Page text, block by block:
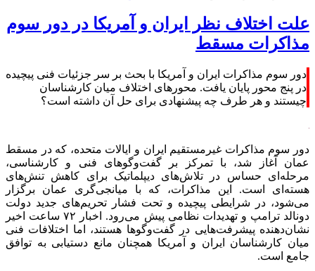
علت اختلاف نظر ایران و آمریکا در دور سوم
مذاکرات مسقط
دور سوم مذاکرات ایران و آمریکا با بحث بر سر جزئیات فنی پیچیده
در پنج محور پایان یافت. محور‌های اختلاف میان کارشناسان
چیستند و هر طرف چه پیشنهادی برای حل آن داشته است؟
دور سوم مذاکرات غیرمستقیم ایران و ایالات متحده، که در مسقط
عمان آغاز شد، با تمرکز بر گفت‌و‌گو‌های فنی و کارشناسی،
مرحله‌ای حساس در تلاش‌های دیپلماتیک برای کاهش تنش‌های
هسته‌ای است. این مذاکرات، که با میانجی‌گری عمان برگزار
می‌شود، در شرایطی پیچیده و تحت فشار تحریم‌های جدید دولت
دونالد ترامپ و تهدیدات نظامی پیش می‌رود. اخبار ۷۲ ساعت اخیر
نشان‌دهنده پیشرفت‌هایی در گفت‌و‌گو‌ها هستند، اما اختلافات فنی
میان کارشناسان ایران و آمریکا همچنان مانع دستیابی به توافق
جامع است.